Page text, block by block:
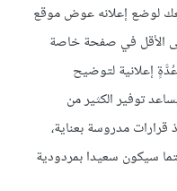
لوضع إعلانه عوض موقع
الأقل في صفحة خاصة
إعلانية لتوضيح
توفير الكثير من
قرارات مدروسة بعناية،
سيكون سعيدا بمردودية